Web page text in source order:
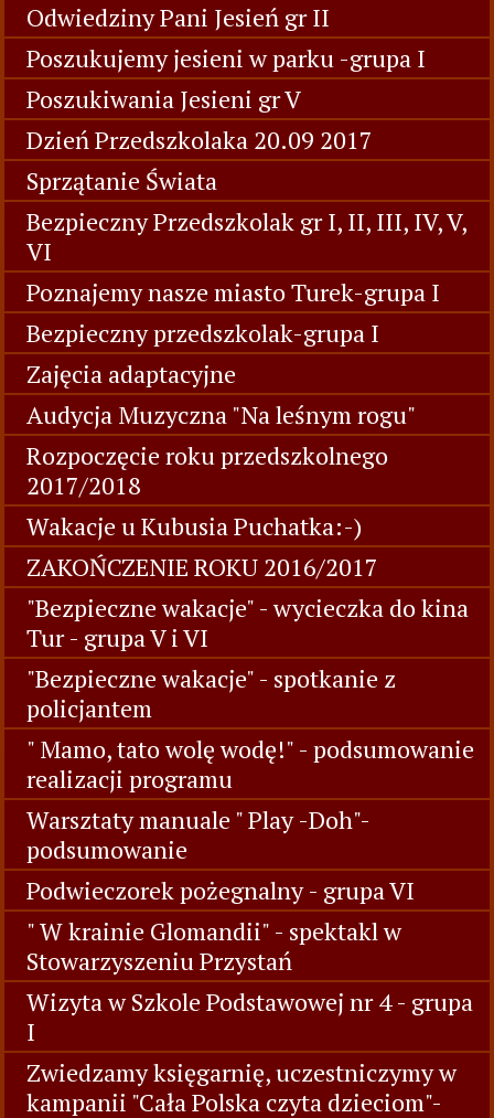
Odwiedziny Pani Jesień gr II
Poszukujemy jesieni w parku -grupa I
Poszukiwania Jesieni gr V
Dzień Przedszkolaka 20.09 2017
Sprzątanie Świata
Bezpieczny Przedszkolak gr I, II, III, IV, V,
VI
Poznajemy nasze miasto Turek-grupa I
Bezpieczny przedszkolak-grupa I
Zajęcia adaptacyjne
Audycja Muzyczna "Na leśnym rogu"
Rozpoczęcie roku przedszkolnego
2017/2018
Wakacje u Kubusia Puchatka:-)
ZAKOŃCZENIE ROKU 2016/2017
"Bezpieczne wakacje" - wycieczka do kina
Tur - grupa V i VI
"Bezpieczne wakacje" - spotkanie z
policjantem
" Mamo, tato wolę wodę!" - podsumowanie
realizacji programu
Warsztaty manuale " Play -Doh"-
podsumowanie
Podwieczorek pożegnalny - grupa VI
" W krainie Glomandii" - spektakl w
Stowarzyszeniu Przystań
Wizyta w Szkole Podstawowej nr 4 - grupa
I
Zwiedzamy księgarnię, uczestniczymy w
kampanii "Cała Polska czyta dzieciom"-